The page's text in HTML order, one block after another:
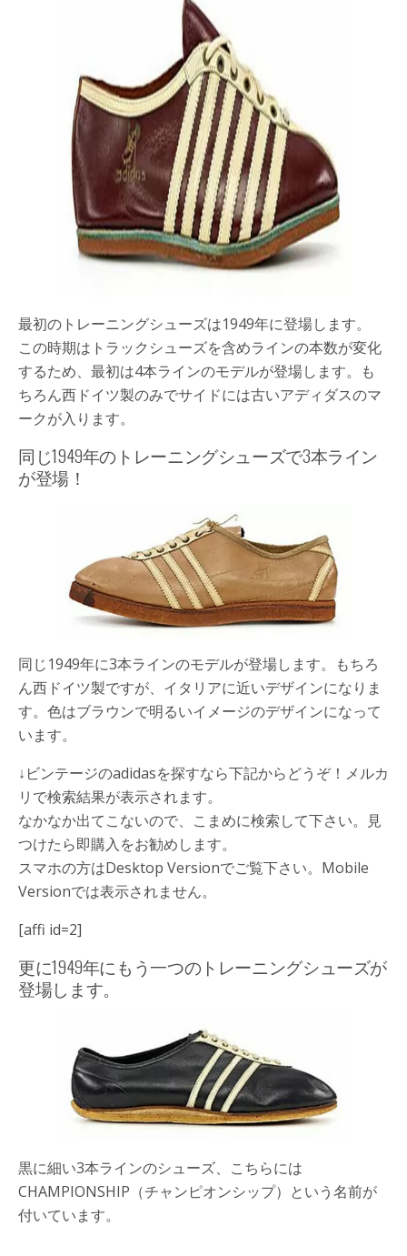
最初のトレーニングシューズは1949年に登場します。
この時期はトラックシューズを含めラインの本数が変化
するため、最初は4本ラインのモデルが登場します。も
ちろん西ドイツ製のみでサイドには古いアディダスのマ
ークが入ります。
同じ1949年のトレーニングシューズで3本ライン
が登場！
同じ1949年に3本ラインのモデルが登場します。もちろ
ん西ドイツ製ですが、イタリアに近いデザインになりま
す。色はブラウンで明るいイメージのデザインになって
います。
↓ビンテージのadidasを探すなら下記からどうぞ！メルカ
リで検索結果が表示されます。
なかなか出てこないので、こまめに検索して下さい。見
つけたら即購入をお勧めします。
スマホの方はDesktop Versionでご覧下さい。Mobile
Versionでは表示されません。
[affi id=2]
更に1949年にもう一つのトレーニングシューズが
登場します。
黒に細い3本ラインのシューズ、こちらには
CHAMPIONSHIP （チャンピオンシップ）という名前が
付いています。